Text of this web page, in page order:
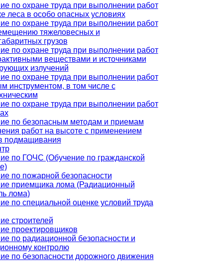
по охране труда при выполнении работ
леса в особо опасных условиях
по охране труда при выполнении работ
тяжеловесных и
грузов
по охране труда при выполнении работ
веществами и источниками
излучений
по охране труда при выполнении работ
инструментом, в том числе с
по охране труда при выполнении работ
по безопасным методам и приемам
работ на высоте с применением
подмащивания
по ГОЧС (Обучение по гражданской
по пожарной безопасности
приемщика лома (Радиационный
лома)
по специальной оценке условий труда
строителей
проектировщиков
по радиационной безопасности и
контролю
по безопасности дорожного движения